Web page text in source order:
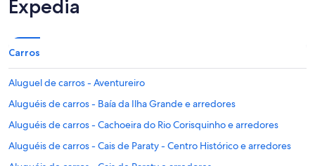
Expedia
Carros
Aluguel de carros - Aventureiro
Aluguéis de carros - Baía da Ilha Grande e arredores
Aluguéis de carros - Cachoeira do Rio Corisquinho e arredores
Aluguéis de carros - Cais de Paraty - Centro Histórico e arredores